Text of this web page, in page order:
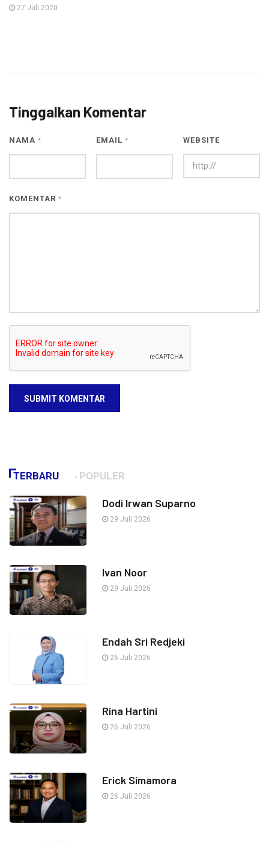
27 Juli 2020
Tinggalkan Komentar
NAMA * EMAIL * WEBSITE
KOMENTAR *
SUBMIT KOMENTAR
TERBARU POPULER
Dodi Irwan Suparno
29 Juli 2026
Ivan Noor
29 Juli 2026
Endah Sri Redjeki
26 Juli 2026
Rina Hartini
26 Juli 2026
Erick Simamora
26 Juli 2026